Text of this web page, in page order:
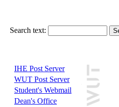
Search text:
IHE Post Server
WUT Post Server
Student's Webmail
Dean's Office